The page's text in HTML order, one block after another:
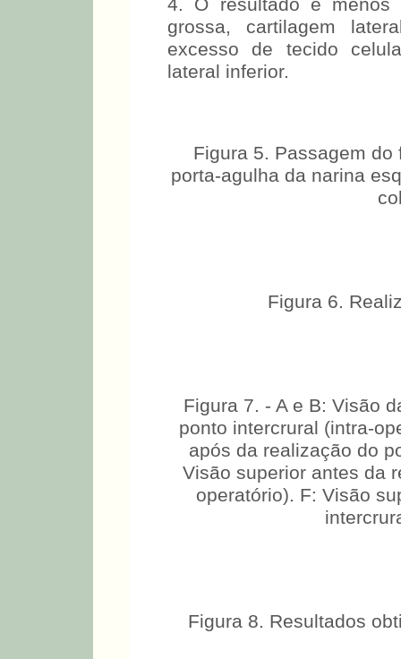
4. O resultado é menos
grossa, cartilagem
excesso de tecido
lateral inferior.
Figura 5. Passagem
porta-agulha da narina
Figura 6.
Figura 7. - A e B: Visão
ponto intercrural (intra-
após da realização do
Visão superior antes da
operatório). F: Visão
Figura 8. Resultados